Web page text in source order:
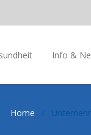
Info &
Home